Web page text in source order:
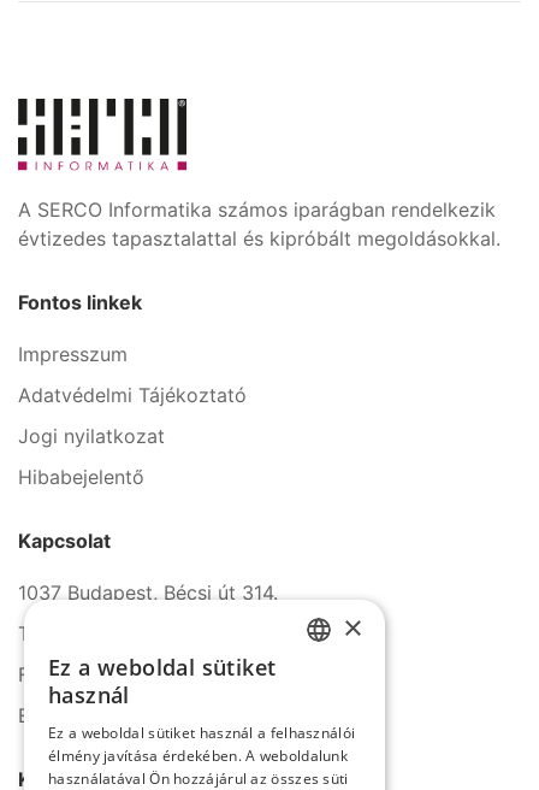
A SERCO Informatika számos iparágban rendelkezik
évtizedes tapasztalattal és kipróbált megoldásokkal.
Fontos linkek
Impresszum
Adatvédelmi Tájékoztató
Jogi nyilatkozat
Hibabejelentő
Kapcsolat
1037 Budapest, Bécsi út 314.
Tel.: +36 1 272 2140
Fax: +36 1 272 2150
E-mail: info@serco.hu
Kövessen minket
×
Ez a weboldal sütiket
használ
Ez a weboldal sütiket használ a felhasználói
élmény javítása érdekében. A weboldalunk
használatával Ön hozzájárul az összes süti